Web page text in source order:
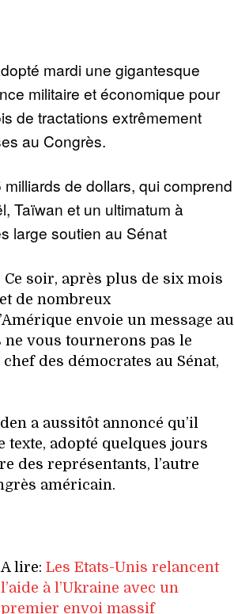
mardi une gigantesque
militaire et économique pour
de tractations extrêmement
au Congrès.
milliards de dollars, qui comprend
Taïwan et un ultimatum à
large soutien au Sénat
Ce soir, après plus de six mois
de nombreux
envoie un message au
vous tournerons pas le
des démocrates au Sénat,
a aussitôt annoncé qu’il
adopté quelques jours
des représentants, l’autre
américain.
A lire: Les Etats-Unis relancent
l’aide à l’Ukraine avec un
premier envoi massif